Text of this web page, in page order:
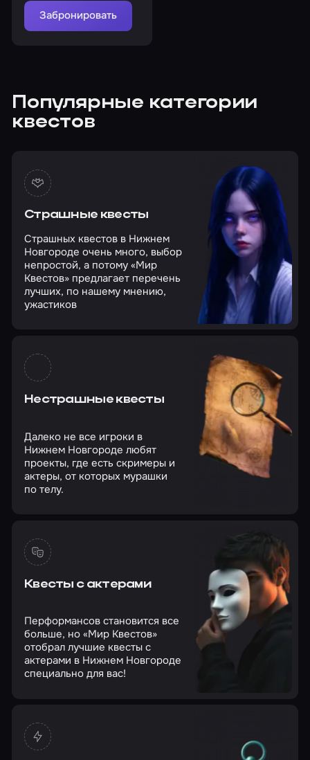
Забронировать
Популярные категории
квестов
Страшные квесты
Страшных квестов в Нижнем
Новгороде очень много, выбор
непростой, а потому «Мир
Квестов» предлагает перечень
лучших, по нашему мнению,
ужастиков
Нестрашные квесты
Далеко не все игроки в
Нижнем Новгороде любят
проекты, где есть скримеры и
актеры, от которых мурашки
по телу.
Квесты с актерами
Перформансов становится все
больше, но «Мир Квестов»
отобрал лучшие квесты с
актерами в Нижнем Новгороде
специально для вас!